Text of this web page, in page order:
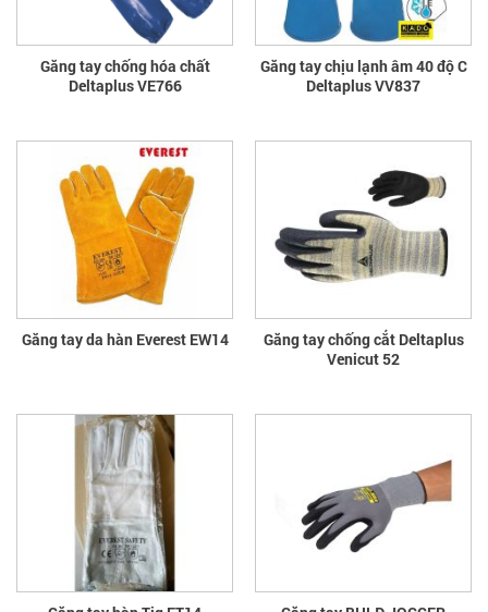
Găng tay chống hóa chất
Deltaplus VE766
Găng tay chịu lạnh âm 40 độ C
Deltaplus VV837
Găng tay da hàn Everest EW14
Găng tay chống cắt Deltaplus
Venicut 52